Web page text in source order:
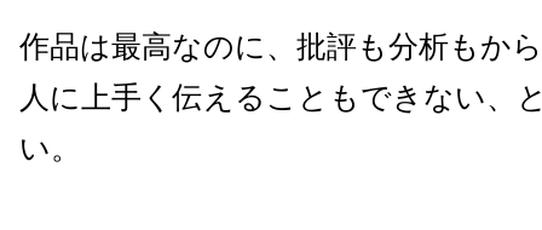
作品は最高なのに、批評も分析もか
人に上手く伝えることもできない、
い。